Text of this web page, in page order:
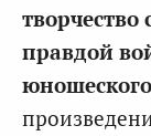
правдой